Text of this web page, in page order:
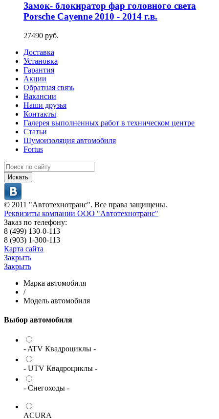
Замок- блокиратор фар головного света
Porsche Cayenne 2010 - 2014 г.в.
27490 руб.
Доставка
Установка
Гарантия
Акции
Обратная связь
Вакансии
Наши друзья
Контакты
Галерея выполненных работ в техническом центре
Статьи
Шумоизоляция автомобиля
Fortus
Искать
© 2011 "Автотехнотранс". Все права защищены.
Реквизиты компании ООО "Автотехнотранс"
Заказ по телефону:
8 (499) 130-0-113
8 (903) 1-300-113
Карта сайта
Закрыть
Закрыть
Марка автомобиля
/
Модель автомобиля
Выбор автомобиля
- ATV Квадроциклы -
- UTV Квадроциклы -
- Снегоходы -
ACURA